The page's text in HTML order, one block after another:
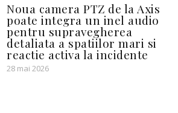
Noua camera PTZ de la Axis
poate integra un inel audio
pentru supravegherea
detaliata a spatiilor mari si
reactie activa la incidente
28 mai 2026